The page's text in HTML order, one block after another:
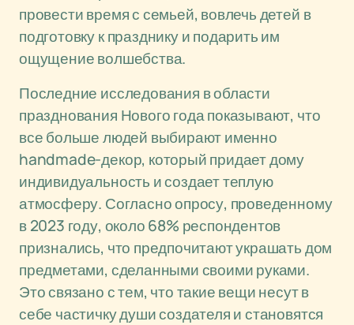
провести время с семьей, вовлечь детей в
подготовку к празднику и подарить им
ощущение волшебства.
Последние исследования в области
празднования Нового года показывают, что
все больше людей выбирают именно
handmade-декор, который придает дому
индивидуальность и создает теплую
атмосферу. Согласно опросу, проведенному
в 2023 году, около 68% респондентов
признались, что предпочитают украшать дом
предметами, сделанными своими руками.
Это связано с тем, что такие вещи несут в
себе частичку души создателя и становятся